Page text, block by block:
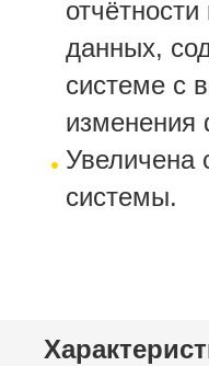
данных,
системе с
изменения
Увеличена
системы.